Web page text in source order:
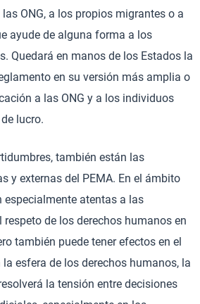
ONG, a los propios migrantes o a
ayude de alguna forma a los
Quedará en manos de los Estados la
en su versión más amplia o
a las ONG y a los individuos
lucro.
también están las
y externas del PEMA. En el ámbito
especialmente atentas a las
de los derechos humanos en
también puede tener efectos en el
esfera de los derechos humanos, la
la tensión entre decisiones